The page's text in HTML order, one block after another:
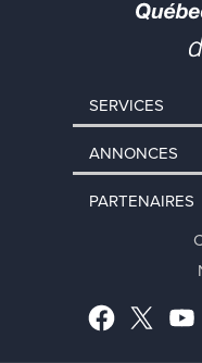
SERVICES
ANNONCES
PARTENAIRES
Facebook
Twitter